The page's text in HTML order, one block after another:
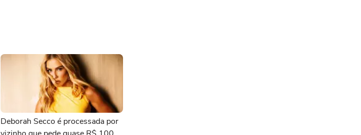
Deborah Secco é processada por